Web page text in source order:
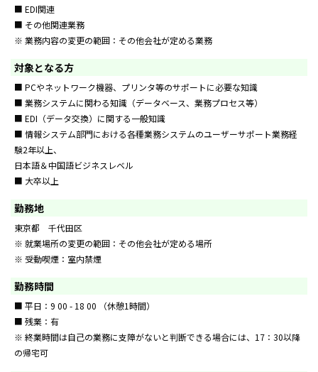
■ EDI関連
■ その他関連業務
※ 業務内容の変更の範囲：その他会社が定める業務
対象となる方
■ PCやネットワーク機器、プリンタ等のサポートに必要な知識
■ 業務システムに関わる知識（データベース、業務プロセス等）
■ EDI（データ交換）に関する一般知識
■ 情報システム部門における各種業務システムのユーザーサポート業務経
験2年以上、
日本語＆中国語ビジネスレベル
■ 大卒以上
勤務地
東京都 千代田区
※ 就業場所の変更の範囲：その他会社が定める場所
※ 受動喫煙：室内禁煙
勤務時間
■ 平日：9 00 - 18 00 （休憩1時間）
■ 残業：有
※ 終業時間は自己の業務に支障がないと判断できる場合には、17：30以降
の帰宅可